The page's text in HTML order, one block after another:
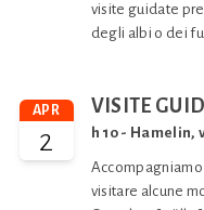
visite guidate
degli albi o dei
APR
2
VISITE
h 10 - Hamelin,
Accompagniamo
visitare alcune